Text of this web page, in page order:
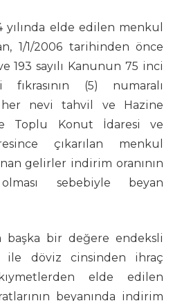
yılında elde edilen menkul
1/1/2006 tarihinden önce
193 sayılı Kanunun 75 inci
fıkrasının (5) numaralı
her nevi tahvil ve Hazine
Toplu Konut İdaresi ve
çıkarılan menkul
gelirler indirim oranının
sebebiyle beyan
başka bir değere endeksli
ile döviz cinsinden ihraç
elde edilen
beyanında indirim